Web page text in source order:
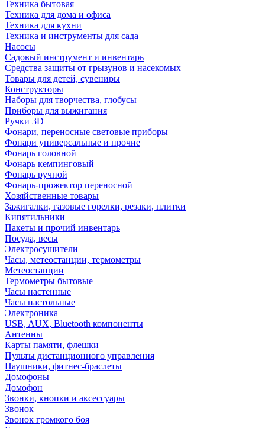
Техника бытовая
Техника для дома и офиса
Техника для кухни
Техника и инструменты для сада
Насосы
Садовый инструмент и инвентарь
Средства защиты от грызунов и насекомых
Товары для детей, сувениры
Конструкторы
Наборы для творчества, глобусы
Приборы для выжигания
Ручки 3D
Фонари, переносные световые приборы
Фонари универсальные и прочие
Фонарь головной
Фонарь кемпинговый
Фонарь ручной
Фонарь-прожектор переносной
Хозяйственные товары
Зажигалки, газовые горелки, резаки, плитки
Кипятильники
Пакеты и прочий инвентарь
Посуда, весы
Электросушители
Часы, метеостанции, термометры
Метеостанции
Термометры бытовые
Часы настенные
Часы настольные
Электроника
USB, AUX, Bluetooth компоненты
Антенны
Карты памяти, флешки
Пульты дистанционного управления
Наушники, фитнес-браслеты
Домофоны
Домофон
Звонки, кнопки и аксессуары
Звонок
Звонок громкого боя